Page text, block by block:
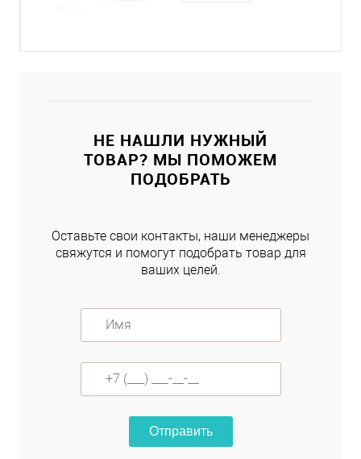
НЕ НАШЛИ НУЖНЫЙ
ТОВАР? МЫ ПОМОЖЕМ
ПОДОБРАТЬ
Оставьте свои контакты, наши менеджеры
свяжутся и помогут подобрать товар для
ваших целей.
Отправить